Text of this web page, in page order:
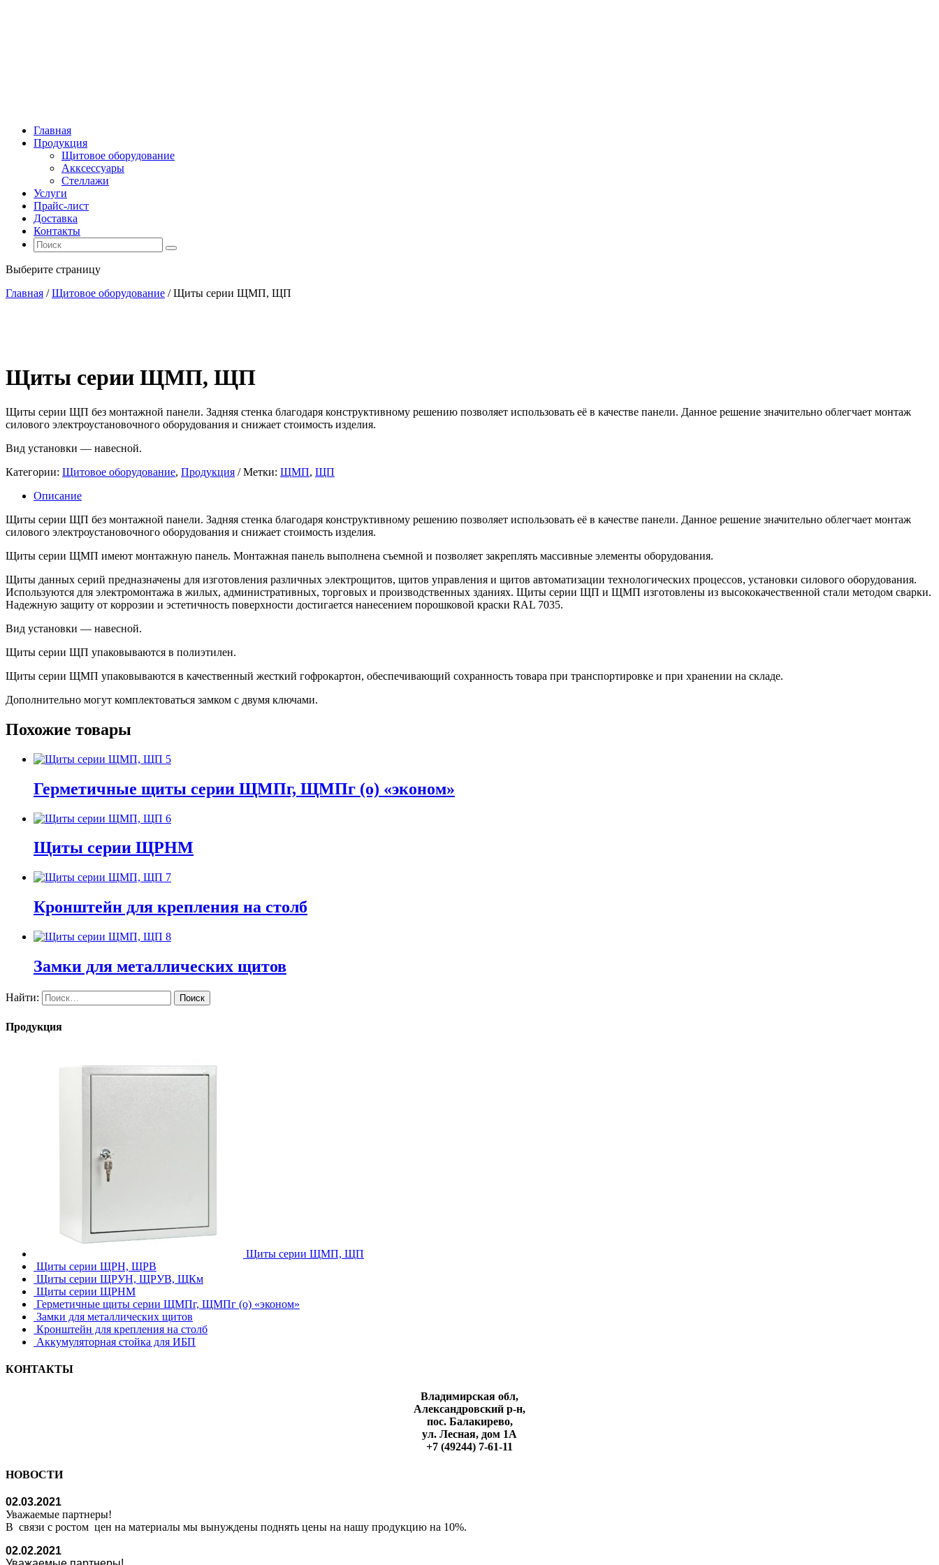
Главная
Продукция
Щитовое оборудование
Акксессуары
Стеллажи
Услуги
Прайс-лист
Доставка
Контакты
Выберите страницу
Главная /Щитовое оборудование / Щиты серии ЩМП, ЩП
Щиты серии ЩМП, ЩП
Щиты серии ЩП без монтажной панели. Задняя стенка благодаря конструктивному решению позволяет использовать её в качестве панели. Данное решение значительно облегчает монтаж
силового электроустановочного оборудования и снижает стоимость изделия.
Вид установки — навесной.
Категории: Щитовое оборудование, Продукция Метки: ЩМП, ЩП
Описание
Щиты серии ЩП без монтажной панели. Задняя стенка благодаря конструктивному решению позволяет использовать её в качестве панели. Данное решение значительно облегчает монтаж
силового электроустановочного оборудования и снижает стоимость изделия.
Щиты серии ЩМП имеют монтажную панель. Монтажная панель выполнена съемной и позволяет закреплять массивные элементы оборудования.
Щиты данных серий предназначены для изготовления различных электрощитов, щитов управления и щитов автоматизации технологических процессов, установки силового оборудования.
Используются для электромонтажа в жилых, административных, торговых и производственных зданиях. Щиты серии ЩП и ЩМП изготовлены из высококачественной стали методом сварки.
Надежную защиту от коррозии и эстетичность поверхности достигается нанесением порошковой краски RAL 7035.
Вид установки — навесной.
Щиты серии ЩП упаковываются в полиэтилен.
Щиты серии ЩМП упаковываются в качественный жесткий гофрокартон, обеспечивающий сохранность товара при транспортировке и при хранении на складе.
Дополнительно могут комплектоваться замком с двумя ключами.
Похожие товары
Герметичные щиты серии ЩМПг, ЩМПг (о) «эконом»
Щиты серии ЩРНМ
Кронштейн для крепления на столб
Замки для металлических щитов
Найти:
Продукция
Щиты серии ЩМП, ЩП
Щиты серии ЩРН, ЩРВ
Щиты серии ЩРУН, ЩРУВ, ЩКм
Щиты серии ЩРНМ
Герметичные щиты серии ЩМПг, ЩМПг (о) «эконом»
Замки для металлических щитов
Кронштейн для крепления на столб
Аккумуляторная стойка для ИБП
КОНТАКТЫ
Владимирская обл,
Александровский р-н,
пос. Балакирево,
ул. Лесная, дом 1А
+7 (49244) 7-61-11
НОВОСТИ
02.03.2021
Уважаемые партнеры!
В связи с ростом цен на материалы мы вынуждены поднять цены на нашу продукцию на 10%.
02.02.2021